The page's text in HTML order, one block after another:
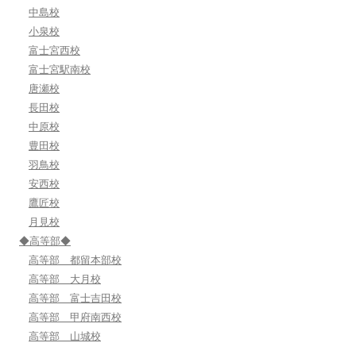
中島校
小泉校
富士宮西校
富士宮駅南校
唐瀬校
長田校
中原校
豊田校
羽鳥校
安西校
鷹匠校
月見校
◆高等部◆
高等部 都留本部校
高等部 大月校
高等部 富士吉田校
高等部 甲府南西校
高等部 山城校